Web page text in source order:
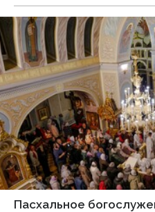
Пасхальное